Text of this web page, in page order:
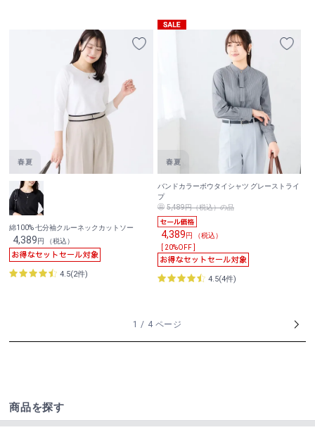
綿100% 七分袖クルーネックカットソー
4,389円 （税込）
4.5(2件)
バンドカラーボウタイシャツ グレーストライ
プ
5,489円（税込）の品
4,389円 （税込）
[ 20%OFF ]
4.5(4件)
1 / 4 ページ
商品を探す